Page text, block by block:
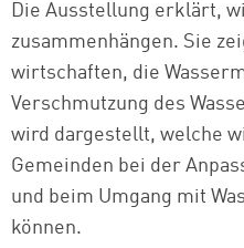
Die Ausstellung erklärt,
zusammenhängen. Sie
wirtschaften, die
Verschmutzung des
wird dargestellt, welche
Gemeinden bei der
und beim Umgang mit
können.